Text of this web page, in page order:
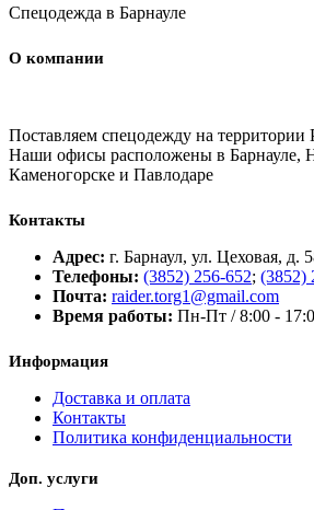
Спецодежда в Барнауле
О компании
Поставляем спецодежду на территории
Наши офисы расположены в Барнауле,
Каменогорске и Павлодаре
Контакты
Адрес: г. Барнаул, ул. Цеховая, д.
Телефоны: (3852) 256-652; (3852)
Почта: raider.torg1@gmail.com
Время работы: Пн-Пт / 8:00 -
Информация
Доставка и оплата
Контакты
Политика конфиденциальности
Доп. услуги